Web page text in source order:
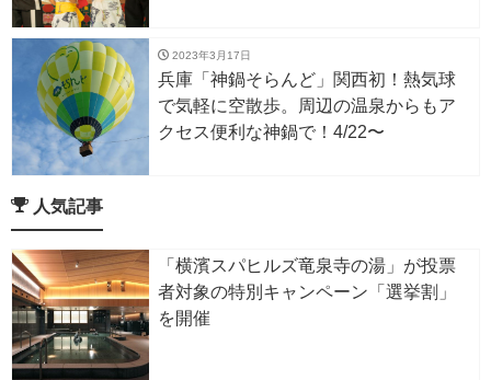
2023年3月17日
兵庫「神鍋そらんど」関西初！熱気球
で気軽に空散歩。周辺の温泉からもア
クセス便利な神鍋で！4/22〜
人気記事
「横濱スパヒルズ竜泉寺の湯」が投票
者対象の特別キャンペーン「選挙割」
を開催